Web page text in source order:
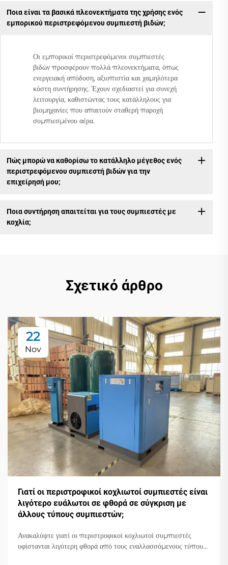
Ποια είναι τα βασικά πλεονεκτήματα της χρήσης ενός
εμπορικού περιστρεφόμενου συμπιεστή βιδών;
Οι εμπορικοί περιστρεφόμενοι συμπιεστές
βιδών προσφέρουν πολλά πλεονεκτήματα, όπως
ενεργειακή απόδοση, αξιοπιστία και χαμηλότερα
κόστη συντήρησης. Έχουν σχεδιαστεί για συνεχή
λειτουργία, καθιστώντας τους κατάλληλους για
βιομηχανίες που απαιτούν σταθερή παροχή
συμπιεσμένου αέρα.
Πώς μπορώ να καθορίσω το κατάλληλο μέγεθος ενός
περιστρεφόμενου συμπιεστή βιδών για την
επιχείρησή μου;
Ποια συντήρηση απαιτείται για τους συμπιεστές με
κοχλία;
Σχετικό άρθρο
22
Nov
Γιατί οι περιστροφικοί κοχλιωτοί συμπιεστές είναι
λιγότερο ευάλωτοι σε φθορά σε σύγκριση με
άλλους τύπους συμπιεστών;
Ανακαλύψτε γιατί οι περιστροφικοί κοχλιωτοί συμπιεστές
υφίστανται λιγότερη φθορά από τους εναλλασσόμενους τύπους,